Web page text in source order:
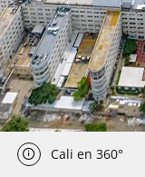
Cali en 360°